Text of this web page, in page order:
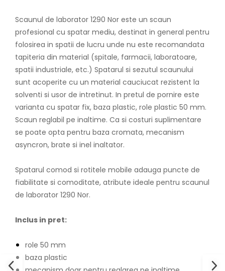
Scaunul de laborator 1290 Nor este un scaun
profesional cu spatar mediu, destinat in general pentru
folosirea in spatii de lucru unde nu este recomandata
tapiteria din material (spitale, farmacii, laboratoare,
spatii industriale, etc.) Spatarul si sezutul scaunului
sunt acoperite cu un material cauciucat rezistent la
solventi si usor de intretinut. In pretul de pornire este
varianta cu spatar fix, baza plastic, role plastic 50 mm.
Scaun reglabil pe inaltime. Ca si costuri suplimentare
se poate opta pentru baza cromata, mecanism
asyncron, brate si inel inaltator.
Spatarul comod si rotitele mobile adauga puncte de
fiabilitate si comoditate, atribute ideale pentru scaunul
de laborator 1290 Nor.
Inclus in pret:
role 50 mm
baza plastic